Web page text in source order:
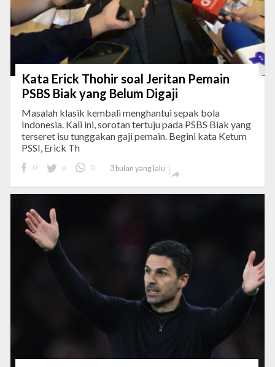
Kata Erick Thohir soal Jeritan Pemain
PSBS Biak yang Belum Digaji
Masalah klasik kembali menghantui sepak bola
Indonesia. Kali ini, sorotan tertuju pada PSBS Biak yang
terseret isu tunggakan gaji pemain. Begini kata Ketum
PSSI, Erick Th
0 0 0 3 bulan yang lalu
